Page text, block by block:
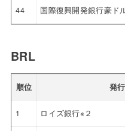
44 国際復興開発銀行豪ド
BRL
順位 発
1 ロイズ銀行※２